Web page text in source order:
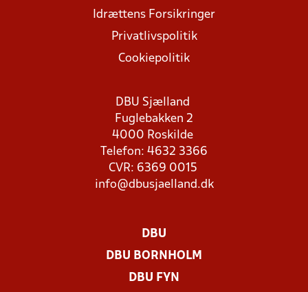
Idrættens Forsikringer
Privatlivspolitik
Cookiepolitik
DBU Sjælland
Fuglebakken 2
4000 Roskilde
Telefon: 4632 3366
CVR: 6369 0015
info@dbusjaelland.dk
DBU
DBU BORNHOLM
DBU FYN